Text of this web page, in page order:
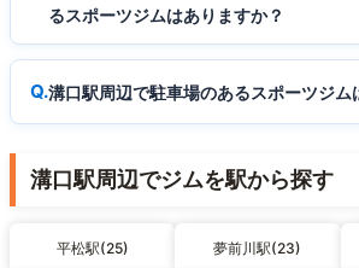
るスポーツジムはありますか？
溝口駅周辺で駐車場のあるスポーツジム
溝口駅周辺でジムを駅から探す
平松駅(25) 夢前川駅(23)